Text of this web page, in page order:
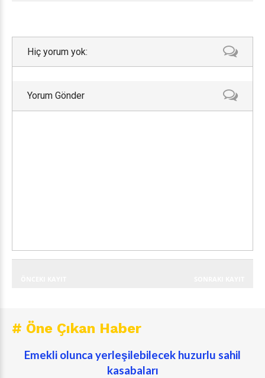
Hiç yorum yok:
Yorum Gönder
# Öne Çıkan Haber
Emekli olunca yerleşilebilecek huzurlu sahil
kasabaları